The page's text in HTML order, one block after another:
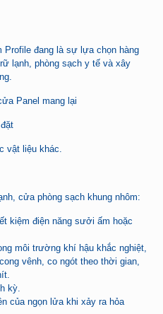
Profile đang là sự lựa chọn hàng
lạnh, phòng sạch y tế và xây
Panel mang lại
vật liệu khác.
cửa phòng sạch khung nhôm:
kiệm điện năng sưởi ấm hoặc
môi trường khí hậu khắc nghiệt,
vênh, co ngót theo thời gian,
kỳ.
của ngọn lửa khi xảy ra hỏa